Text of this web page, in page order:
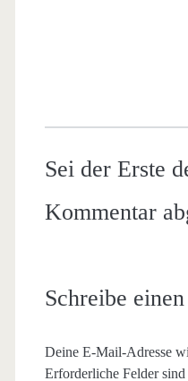
Sei der Erste
Kommentar
Schreibe
Deine E-Mail-Adresse
Erforderliche Felder